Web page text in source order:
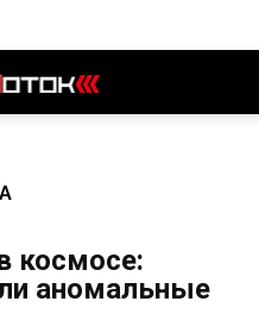
космосе:
аномальные